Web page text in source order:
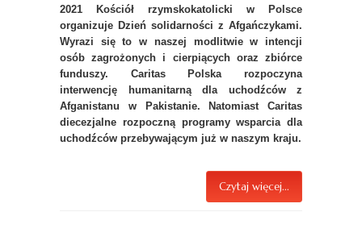
2021 Kościół rzymskokatolicki w Polsce
organizuje Dzień solidarności z Afgańczykami.
Wyrazi się to w naszej modlitwie w intencji
osób zagrożonych i cierpiących oraz zbiórce
funduszy. Caritas Polska rozpoczyna
interwencję humanitarną dla uchodźców z
Afganistanu w Pakistanie. Natomiast Caritas
diecezjalne rozpoczną programy wsparcia dla
uchodźców przebywającym już w naszym kraju.
Czytaj więcej...